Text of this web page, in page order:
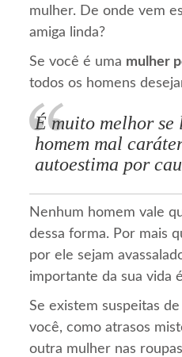
mulher. De onde vem
amiga linda?
Se você é uma mulher
todos os homens
É muito melhor se
homem mal
autoestima por
Nenhum homem vale
dessa forma. Por mais
por ele sejam
importante da sua vida
Se existem suspeitas
você, como atrasos
outra mulher nas